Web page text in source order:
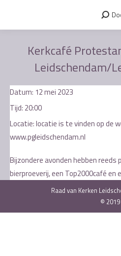
Kerkcafé
Leidschendam/
Datum: 12 mei 2023
Tijd: 20:00
Locatie:locatie is te vinden op de
www.pgleidschendam.nl
Bijzondere avonden hebben
bierproeverij, een Top2000café en
Raad van Kerken
© 2019